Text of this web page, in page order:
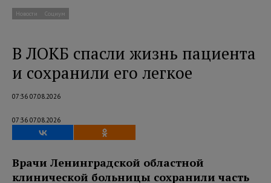
Новости Социум
В ЛОКБ спасли жизнь пациента
и сохранили его легкое
07:36 07.08.2026
07:36 07.08.2026
Врачи Ленинградской областной
клинической больницы сохранили часть